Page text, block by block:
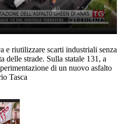
e riutilizzare scarti industriali senza
delle strade. Sulla statale 131, a
di un nuovo asfalto
Tasca